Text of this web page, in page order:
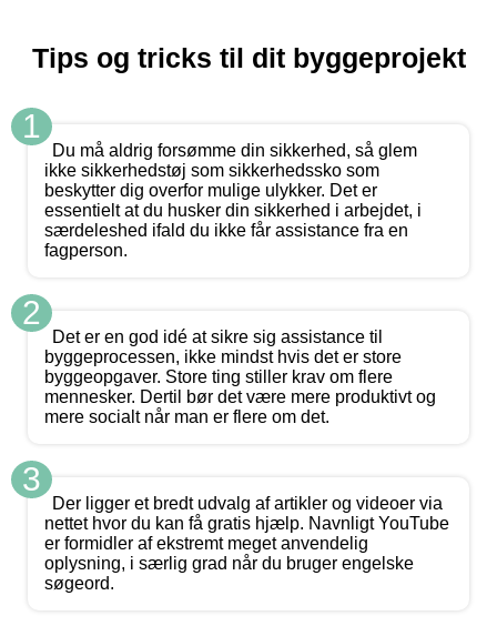
Tips og tricks til dit byggeprojekt
1
Du må aldrig forsømme din sikkerhed, så glem
ikke sikkerhedstøj som sikkerhedssko som
beskytter dig overfor mulige ulykker. Det er
essentielt at du husker din sikkerhed i arbejdet, i
særdeleshed ifald du ikke får assistance fra en
fagperson.
2
Det er en god idé at sikre sig assistance til
byggeprocessen, ikke mindst hvis det er store
byggeopgaver. Store ting stiller krav om flere
mennesker. Dertil bør det være mere produktivt og
mere socialt når man er flere om det.
3
Der ligger et bredt udvalg af artikler og videoer via
nettet hvor du kan få gratis hjælp. Navnligt YouTube
er formidler af ekstremt meget anvendelig
oplysning, i særlig grad når du bruger engelske
søgeord.